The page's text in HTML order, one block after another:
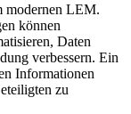
modernen LEM.
können
Daten
verbessern. Ein
Informationen
zu